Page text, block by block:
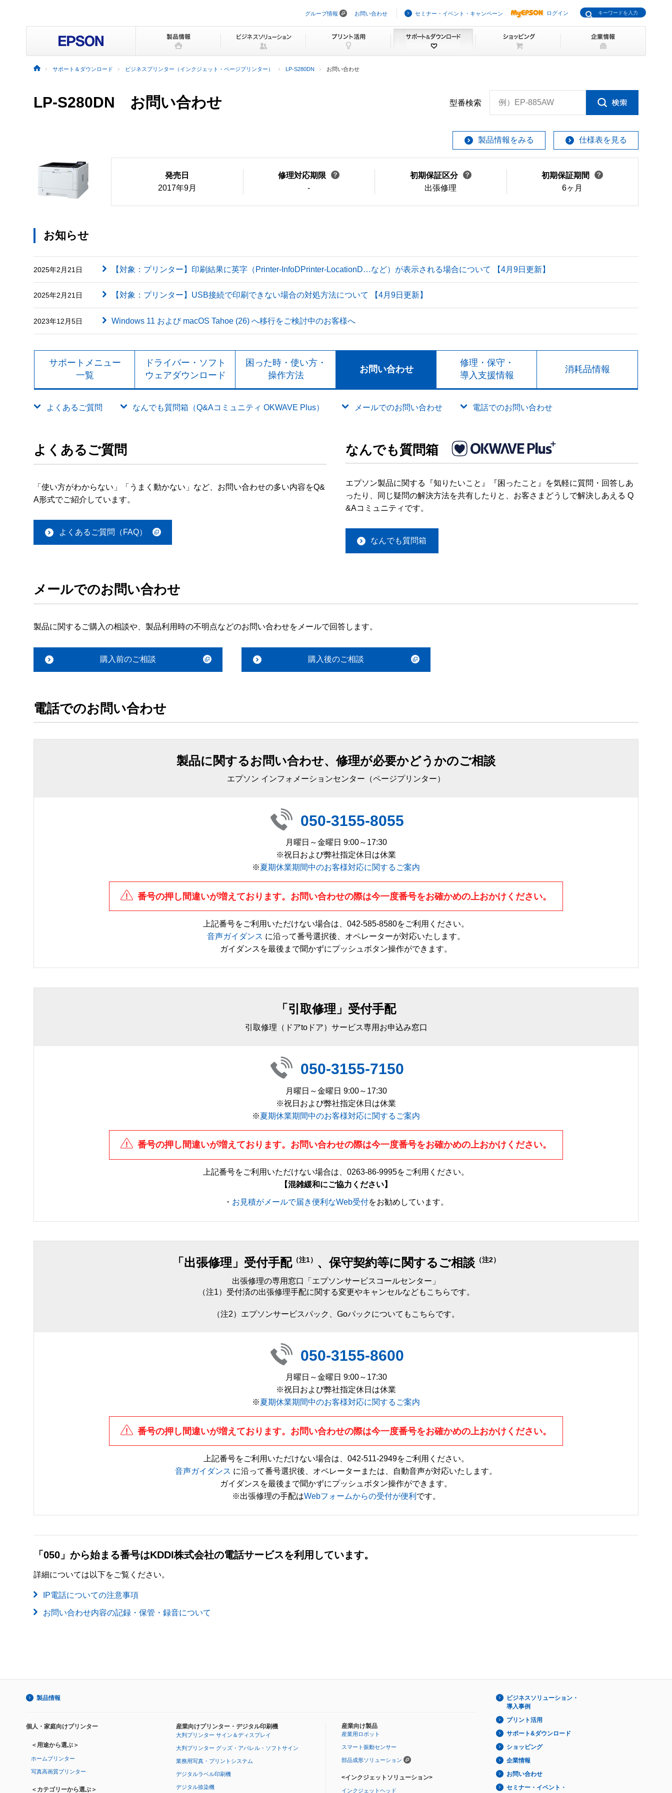
ビ
ョ
グループ情報 お問い合わせ セミナー・イベント・キャンペーン ログイン
サポート＆ダウンロード ビジネスプリンター（インクジェット・ページプリンター） LP-S280DN お問い合わせ
LP-S280DN お問い合わせ 型番検索 例）EP-885AW
製品情報をみる 仕様表を見る
発売日
2017年9月
修理対応期限
-
初期保証区分
出張修理
初期保証期間
6ヶ月
お知らせ
2025年2月21日 【対象：プリンター】印刷結果に英字（Printer-InfoDPrinter-LocationD…など）が表示される場合について 【4月9日更新】
2025年2月21日 【対象：プリンター】USB接続で印刷できない場合の対処方法について 【4月9日更新】
2023年12月5日 Windows 11 および macOS Tahoe (26) へ移行をご検討中のお客様へ
サポートメニュー
一覧
ドライバー・ソフト
ウェアダウンロード
困った時・使い方・
操作方法
お問い合わせ
修理・保守・
導入支援情報
消耗品情報
よくあるご質問 なんでも質問箱（Q&Aコミュニティ OKWAVE Plus） メールでのお問い合わせ 電話でのお問い合わせ
よくあるご質問
「使い方がわからない」「うまく動かない」など、お問い合わせの多い内容をQ&
A形式でご紹介しています。
よくあるご質問（FAQ）
なんでも質問箱
エプソン製品に関する『知りたいこと』『困ったこと』を気軽に質問・回答しあ
ったり、同じ疑問の解決方法を共有したりと、お客さまどうしで解決しあえる Q
&Aコミュニティです。
なんでも質問箱
メールでのお問い合わせ
製品に関するご購入の相談や、製品利用時の不明点などのお問い合わせをメールで回答します。
購入前のご相談 購入後のご相談
電話でのお問い合わせ
製品に関するお問い合わせ、修理が必要かどうかのご相談
エプソン インフォメーションセンター（ページプリンター）
050-3155-8055
月曜日～金曜日 9:00～17:30
※祝日および弊社指定休日は休業
※夏期休業期間中のお客様対応に関するご案内
番号の押し間違いが増えております。お問い合わせの際は今一度番号をお確かめの上おかけください。
上記番号をご利用いただけない場合は、 042-585-8580をご利用ください。
音声ガイダンス に沿って番号選択後、オペレーターが対応いたします。
ガイダンスを最後まで聞かずにプッシュボタン操作ができます。
「引取修理」受付手配
引取修理（ドアtoドア）サービス専用お申込み窓口
050-3155-7150
月曜日～金曜日 9:00～17:30
※祝日および弊社指定休日は休業
※夏期休業期間中のお客様対応に関するご案内
番号の押し間違いが増えております。お問い合わせの際は今一度番号をお確かめの上おかけください。
上記番号をご利用いただけない場合は、 0263-86-9995をご利用ください。
【混雑緩和にご協力ください】
・ お見積がメールで届き便利なWeb受付をお勧めしています。
「出張修理」受付手配 （注1） 、保守契約等に関するご相談 （注2）
出張修理の専用窓口「エプソンサービスコールセンター」
（注1）受付済の出張修理手配に関する変更やキャンセルなどもこちらです。
（注2）エプソンサービスパック、Goパックについてもこちらです。
050-3155-8600
月曜日～金曜日 9:00～17:30
※祝日および弊社指定休日は休業
※夏期休業期間中のお客様対応に関するご案内
番号の押し間違いが増えております。お問い合わせの際は今一度番号をお確かめの上おかけください。
上記番号をご利用いただけない場合は、 042-511-2949をご利用ください。
音声ガイダンス に沿って番号選択後、オペレーターまたは、自動音声が対応いたします。
ガイダンスを最後まで聞かずにプッシュボタン操作ができます。
※出張修理の手配はWebフォームからの受付が便利 です。
「050」から始まる番号はKDDI株式会社の電話サービスを利用しています。
詳細については以下をご覧ください。
IP電話についての注意事項
お問い合わせ内容の記録・保管・録音について
製品情報
個人・家庭向けプリンター
＜用途から選ぶ＞
ホームプリンター
写真高画質プリンター
＜カテゴリーから選ぶ＞
産業向けプリンター・デジタル印刷機
大判プリンター サイン＆ディスプレイ
大判プリンター グッズ・アパレル・ソフトサイン
業務用写真・プリントシステム
デジタルラベル印刷機
デジタル捺染機
産業向け製品
産業用ロボット
スマート振動センサー
部品成形ソリューション
<インクジェットソリューション>
インクジェットヘッド
ビジネスソリューション・
導入事例
プリント活用
サポート&ダウンロード
ショッピング
企業情報
お問い合わせ
セミナー・イベント・